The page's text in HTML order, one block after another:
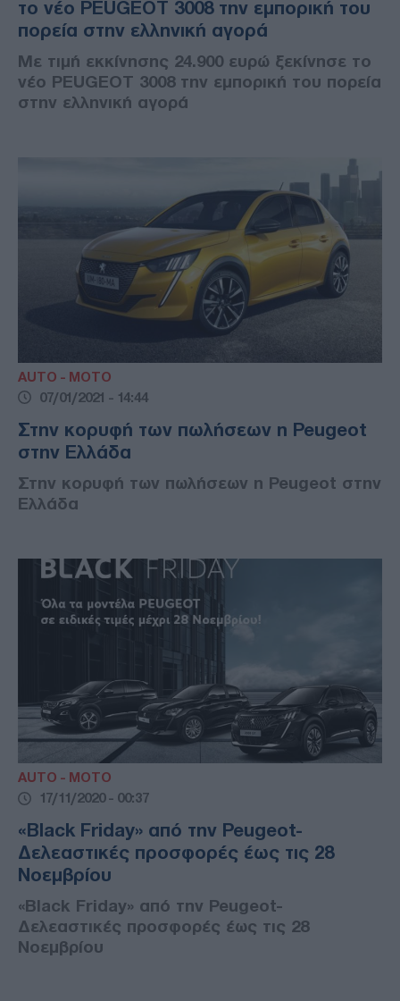
το νέο PEUGEOT 3008 την εμπορική του
πορεία στην ελληνική αγορά
Με τιμή εκκίνησης 24.900 ευρώ ξεκίνησε το
νέο PEUGEOT 3008 την εμπορική του πορεία
στην ελληνική αγορά
AUTO - MOTO
07/01/2021 - 14:44
Στην κορυφή των πωλήσεων η Peugeot
στην Ελλάδα
Στην κορυφή των πωλήσεων η Peugeot στην
Ελλάδα
AUTO - MOTO
17/11/2020 - 00:37
«Black Friday» από την Peugeot-
Δελεαστικές προσφορές έως τις 28
Νοεμβρίου
«Black Friday» από την Peugeot-
Δελεαστικές προσφορές έως τις 28
Νοεμβρίου